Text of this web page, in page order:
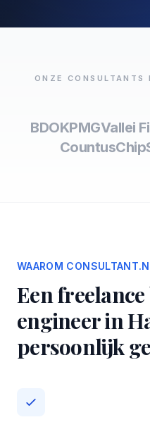
ONZE CONSULTANTS
BDOKPMGVallei
Countus
WAAROM
Een
engineer in
persoonlijk